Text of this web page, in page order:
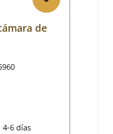
de
6 días